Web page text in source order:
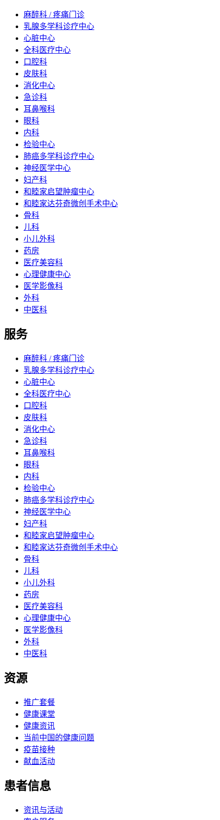
麻醉科 / 疼痛门诊
乳腺多学科诊疗中心
心脏中心
全科医疗中心
口腔科
皮肤科
消化中心
急诊科
耳鼻喉科
眼科
内科
检验中心
肺癌多学科诊疗中心
神经医学中心
妇产科
和睦家启望肿瘤中心
和睦家达芬奇微创手术中心
骨科
儿科
小儿外科
药房
医疗美容科
心理健康中心
医学影像科
外科
中医科
服务
麻醉科 / 疼痛门诊
乳腺多学科诊疗中心
心脏中心
全科医疗中心
口腔科
皮肤科
消化中心
急诊科
耳鼻喉科
眼科
内科
检验中心
肺癌多学科诊疗中心
神经医学中心
妇产科
和睦家启望肿瘤中心
和睦家达芬奇微创手术中心
骨科
儿科
小儿外科
药房
医疗美容科
心理健康中心
医学影像科
外科
中医科
资源
推广套餐
健康课堂
健康资讯
当前中国的健康问题
疫苗接种
献血活动
患者信息
资讯与活动